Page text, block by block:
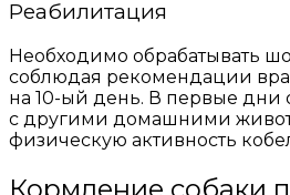
Реабилитация
Необходимо обрабатывать
соблюдая рекомендации
на 10-ый день. В первые дни
с другими домашними
физическую активность
Кормление собаки